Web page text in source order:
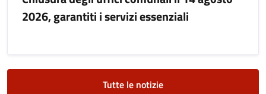
2026, garantiti i servizi essenziali
Tutte le notizie